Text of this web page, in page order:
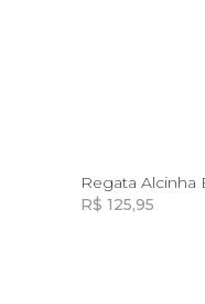
Regata Alcinha
R$ 125,95